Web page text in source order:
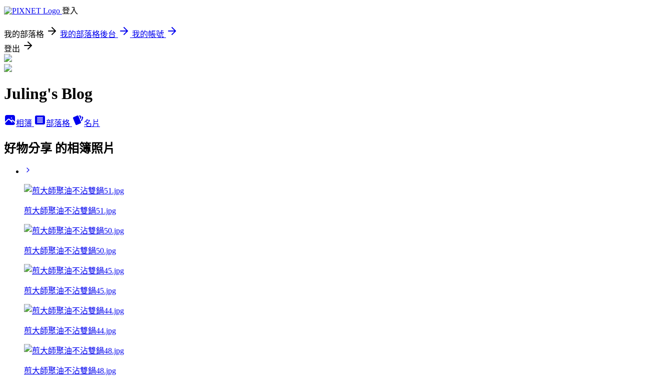
登入
我的部落格 我的部落格後台
我的帳號
登出
Juling's Blog
相簿 部落格 名片
好物分享 的相簿照片
煎大師聚油不沾雙鍋51.jpg
煎大師聚油不沾雙鍋50.jpg
煎大師聚油不沾雙鍋45.jpg
煎大師聚油不沾雙鍋44.jpg
煎大師聚油不沾雙鍋48.jpg